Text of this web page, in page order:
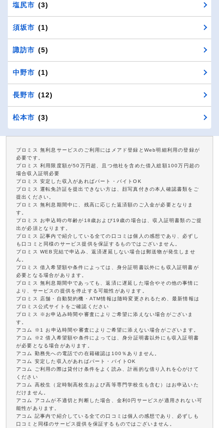
塩尻市 (3)
須坂市 (1)
諏訪市 (5)
中野市 (1)
長野市 (12)
松本市 (3)
プロミス 無利息サービスのご利用にはメアド登録とWeb明細利用の登録が
必要です。
プロミス 利用限度額が50万円超、且つ他社を含めた借入総額100万円超の
場合収入証明必要
プロミス 安定した収入があればパート・バイトOK
プロミス 運転免許証を提出できない方は、顔写真付きの本人確認書類をご
提出ください。
プロミス 無利息期間中に、残高に応じた返済額のご入金が必要となりま
す。
プロミス お申込時の年齢が18歳および19歳の場合は、収入証明書類のご提
出が必須となります。
プロミス 記事内で紹介している全ての口コミは個人の感想であり、必ずし
も口コミと同様のサービス提供を保証するものではございません。
プロミス WEB完結で申込み、返済遅延しない場合は郵送物が発生しませ
ん。
プロミス 借入希望額や条件によっては、身分証明書以外にも収入証明書が
必要となる場合があります。
プロミス 無利息期間中であっても、返済に遅延した場合やその他の事情に
より、サービスの提供を停止する可能性があります。
プロミス 店舗・自動契約機・ATM情報は随時変更されるため、最新情報は
プロミス公式サイトをご確認ください
プロミス ※お申込み時間や審査によりご希望に添えない場合がございま
す。
アコム ※1 お申込時間や審査によりご希望に添えない場合がございます。
アコム ※2 借入希望額や条件によっては、身分証明書以外にも収入証明書
が必要となる場合があります。
アコム 勤務先への電話での在籍確認は100％ありません。
アコム 安定した収入があればパート・バイトOK
アコム ご利用の際は貸付け条件をよく読み、計画的な借り入れを心がけて
ください
アコム 高校生（定時制高校生および高等専門学校生も含む）はお申込いた
だけません。
アコム アコムが不適切と判断した場合、金利0円サービスが適用されない可
能性があります。
アコム 記事内で紹介している全ての口コミは個人の感想であり、必ずしも
口コミと同様のサービス提供を保証するものではございません。